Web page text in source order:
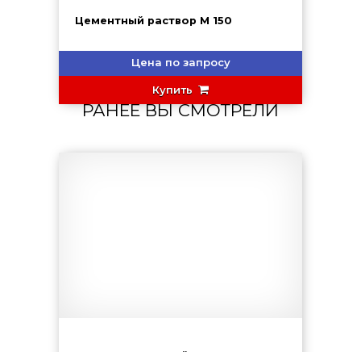
Цементный раствор М 150
Цена по запросу
Купить
РАНЕЕ ВЫ СМОТРЕЛИ